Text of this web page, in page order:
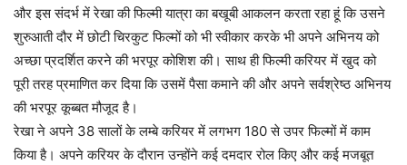
और इस संदर्भ में रेखा की फिल्मी यात्रा का बखूबी आकलन करता रहा हूं कि उसने
शुरुआती दौर में छोटी चिरकुट फिल्मों को भी स्वीकार करके भी अपने अभिनय को
अच्छा प्रदर्शित करने की भरपूर कोशिश की। साथ ही फिल्मी करियर में खुद को
पूरी तरह प्रमाणित कर दिया कि उसमें पैसा कमाने की और अपने सर्वश्रेष्ठ अभिनय
की भरपूर कूब्बत मौजूद है।
रेखा ने अपने 38 सालों के लम्बे करियर में लगभग 180 से उपर फिल्मों में काम
किया है। अपने करियर के दौरान उन्होंने कई दमदार रोल किए और कई मजबूत